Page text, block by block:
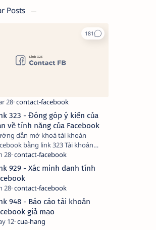
Posts
323 - Đóng góp ý kiến của
về tính năng của Facebook
dẫn mở khoá tài khoản
bằng link 323 Tài khoản
bị vô hiệu hóa có thể do
nguyên nhân, do bạn đăng bài
thực hiện…
929 - Xác minh danh tính
948 - Báo cáo tài khoản
giả mạo